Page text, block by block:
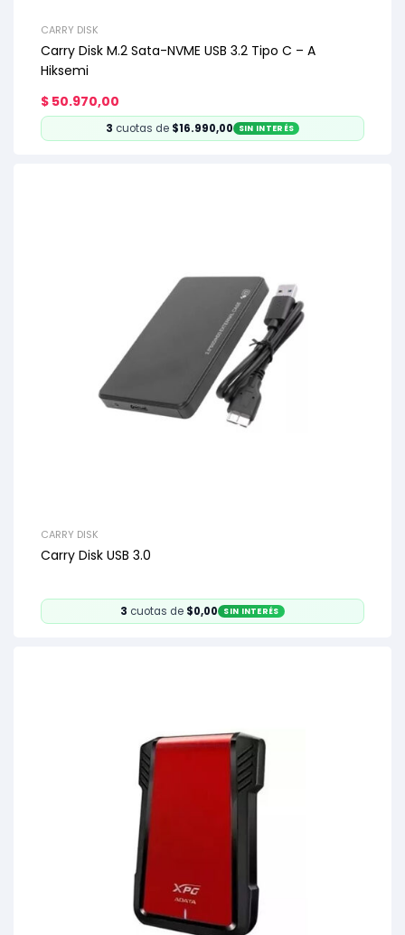
CARRY DISK
Carry Disk M.2 Sata-NVME USB 3.2 Tipo C – A
Hiksemi
$ 50.970,00
3 cuotas de $16.990,00 SIN INTERÉS
CARRY DISK
Carry Disk USB 3.0
3 cuotas de $0,00 SIN INTERÉS